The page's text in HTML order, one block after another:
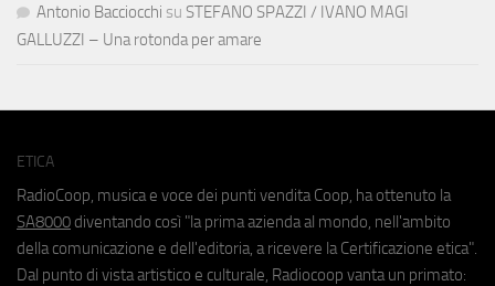
Antonio Bacciocchi su STEFANO SPAZZI / IVANO MAGI
GALLUZZI – Una rotonda per amare
ETICA
RadioCoop, musica e voce dei punti vendita Coop, ha ottenuto la
SA8000 diventando così "la prima azienda al mondo, nell'ambito
della comunicazione e dell'editoria, a ricevere la Certificazione etica".
Dal punto di vista artistico e culturale, Radiocoop vanta un primato: